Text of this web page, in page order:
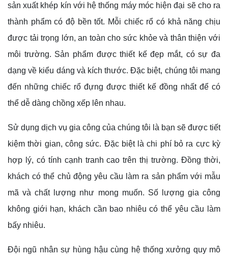
sản xuất khép kín với hệ thống máy móc hiện đại sẽ cho ra
thành phẩm có độ bền tốt. Mỗi chiếc rổ có khả năng chịu
được tải trọng lớn, an toàn cho sức khỏe và thân thiện với
môi trường. Sản phẩm được thiết kế đẹp mắt, có sự đa
dạng về kiểu dáng và kích thước. Đặc biệt, chúng tôi mang
đến những chiếc rổ đựng được thiết kế đồng nhất để có
thể dễ dàng chồng xếp lên nhau.
Sử dụng dịch vụ gia công của chúng tôi là bạn sẽ được tiết
kiệm thời gian, công sức. Đặc biệt là chi phí bỏ ra cực kỳ
hợp lý, có tính cạnh tranh cao trên thị trường. Đồng thời,
khách có thể chủ động yêu cầu làm ra sản phẩm với mẫu
mã và chất lượng như mong muốn. Số lượng gia công
không giới hạn, khách cần bao nhiêu có thể yêu cầu làm
bấy nhiêu.
Đội ngũ nhân sự hùng hậu cùng hệ thống xưởng quy mô